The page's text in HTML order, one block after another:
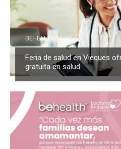
BEHEALTH NEWS
Feria de salud en Vieques
gratuita en salud